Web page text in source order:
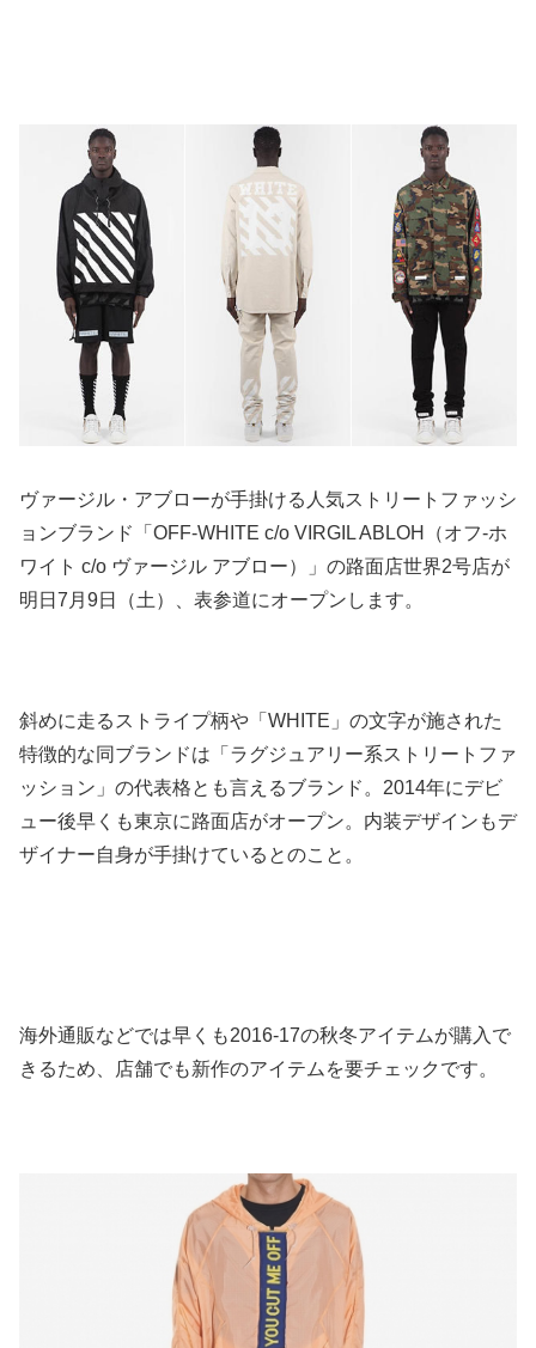
ヴァージル・アブローが手掛ける人気ストリートファッシ
ョンブランド「OFF-WHITE c/o VIRGIL ABLOH（オフ-ホ
ワイト c/o ヴァージル アブロー）」の路面店世界2号店が
明日7月9日（土）、表参道にオープンします。
斜めに走るストライプ柄や「WHITE」の文字が施された
特徴的な同ブランドは「ラグジュアリー系ストリートファ
ッション」の代表格とも言えるブランド。2014年にデビ
ュー後早くも東京に路面店がオープン。内装デザインもデ
ザイナー自身が手掛けているとのこと。
海外通販などでは早くも2016-17の秋冬アイテムが購入で
きるため、店舗でも新作のアイテムを要チェックです。